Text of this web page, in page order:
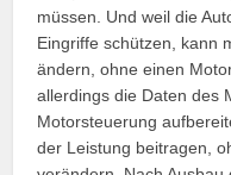
müssen. Und weil die
Eingriffe schützen, kann
ändern, ohne einen
allerdings die Daten des
Motorsteuerung
der Leistung beitragen,